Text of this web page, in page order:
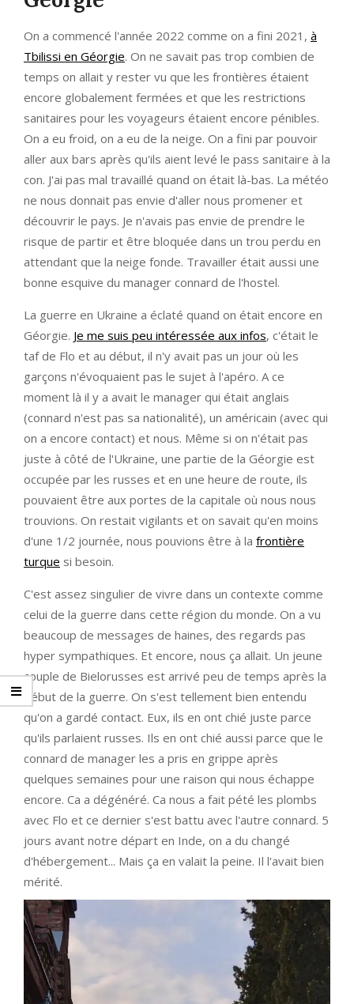
On a commencé l'année 2022 comme on a fini 2021, à
Tbilissi en Géorgie. On ne savait pas trop combien de
temps on allait y rester vu que les frontières étaient
encore globalement fermées et que les restrictions
sanitaires pour les voyageurs étaient encore pénibles.
On a eu froid, on a eu de la neige. On a fini par pouvoir
aller aux bars après qu'ils aient levé le pass sanitaire à la
con. J'ai pas mal travaillé quand on était là-bas. La météo
ne nous donnait pas envie d'aller nous promener et
découvrir le pays. Je n'avais pas envie de prendre le
risque de partir et être bloquée dans un trou perdu en
attendant que la neige fonde. Travailler était aussi une
bonne esquive du manager connard de l'hostel.
La guerre en Ukraine a éclaté quand on était encore en
Géorgie. Je me suis peu intéressée aux infos, c'était le
taf de Flo et au début, il n'y avait pas un jour où les
garçons n'évoquaient pas le sujet à l'apéro. A ce
moment là il y a avait le manager qui était anglais
(connard n'est pas sa nationalité), un américain (avec qui
on a encore contact) et nous. Même si on n'était pas
juste à côté de l'Ukraine, une partie de la Géorgie est
occupée par les russes et en une heure de route, ils
pouvaient être aux portes de la capitale où nous nous
trouvions. On restait vigilants et on savait qu'en moins
d'une 1/2 journée, nous pouvions être à la frontière
turque si besoin.
C'est assez singulier de vivre dans un contexte comme
celui de la guerre dans cette région du monde. On a vu
beaucoup de messages de haines, des regards pas
hyper sympathiques. Et encore, nous ça allait. Un jeune
couple de Bielorusses est arrivé peu de temps après la
début de la guerre. On s'est tellement bien entendu
qu'on a gardé contact. Eux, ils en ont chié juste parce
qu'ils parlaient russes. Ils en ont chié aussi parce que le
connard de manager les a pris en grippe après
quelques semaines pour une raison qui nous échappe
encore. Ca a dégénéré. Ca nous a fait pété les plombs
avec Flo et ce dernier s'est battu avec l'autre connard. 5
jours avant notre départ en Inde, on a du changé
d'hébergement... Mais ça en valait la peine. Il l'avait bien
mérité.